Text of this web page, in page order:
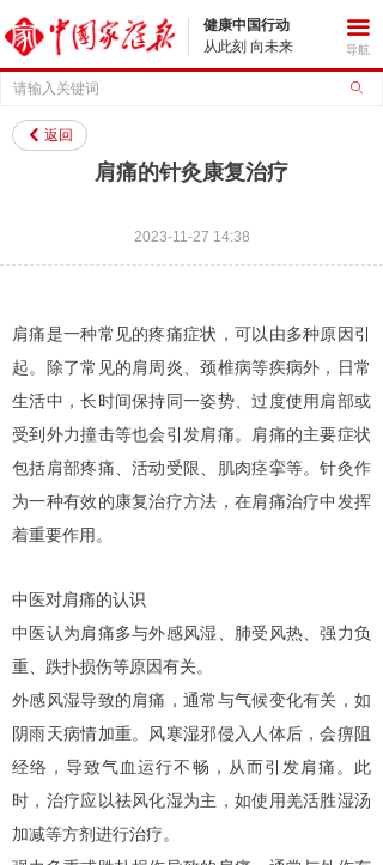
ꄙ
健康中国行动
从此刻 向未来
끀
导航
肩痛的针灸康复治疗
낒 返回
2023-11-27 14:38
肩痛是一种常见的疼痛症状，可以由多种原因引
起。除了常见的肩周炎、颈椎病等疾病外，日常
生活中，长时间保持同一姿势、过度使用肩部或
受到外力撞击等也会引发肩痛。肩痛的主要症状
包括肩部疼痛、活动受限、肌肉痉挛等。针灸作
为一种有效的康复治疗方法，在肩痛治疗中发挥
着重要作用。
中医对肩痛的认识
中医认为肩痛多与外感风湿、肺受风热、强力负
重、跌扑损伤等原因有关。
外感风湿导致的肩痛，通常与气候变化有关，如
阴雨天病情加重。风寒湿邪侵入人体后，会痹阻
经络，导致气血运行不畅，从而引发肩痛。此
时，治疗应以祛风化湿为主，如使用羌活胜湿汤
加减等方剂进行治疗。